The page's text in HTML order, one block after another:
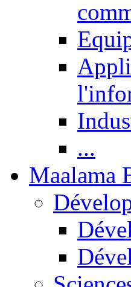
...
Maalama